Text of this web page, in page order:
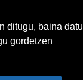
ditugu, baina datu
gordetzen